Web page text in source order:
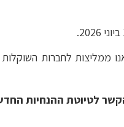
ממליצות לחברות
לטיוטת ההנחיות